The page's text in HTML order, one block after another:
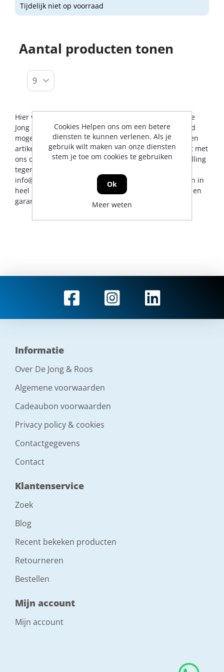
Tijdelijk niet op voorraad
Aantal producten tonen
Hier vindt u alles op het gebied van nietmachines. De
Jong & Roos BV probeert u op dit gebied een zo breed
mogelijk assortiment aan te bieden. Mocht er toch een
artikel ontbreken, dan kunt u natuurlijk altijd contact met
ons opnemen voor een vakkundig advies en/of bestelling
tegen een scherpe prijs. U kunt ons bereiken via
info@jrs.nl
of telefonisch op 0224-273327. Wij leveren in
heel Nederland, uiteraard met professionele service en
garantievoorwaarden.
Informatie
Over De Jong & Roos
Algemene voorwaarden
Cadeaubon voorwaarden
Privacy policy & cookies
Contactgegevens
Contact
Klantenservice
Zoek
Blog
Recent bekeken producten
Retourneren
Bestellen
Mijn account
Mijn account
Cookies Helpen ons om een betere
diensten te kunnen verlenen. Als je
gebruik wilt maken van onze diensten
stem je toe om cookies te gebruiken
Ok
Meer weten